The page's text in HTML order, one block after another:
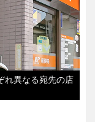
れ異なる宛先の店